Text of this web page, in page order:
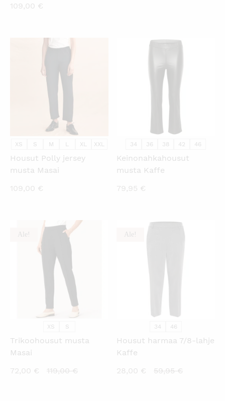
109,00 €
XS S M XL XXL
Housut Polly jersey
musta Masai
109,00 €
34 36 38 42 46
Keinonahkahousut
musta Kaffe
79,95 €
Ale! KATSO PIKANÄKYMÄ
XS S
Trikoohousut musta
Masai
72,00 €
Nykyinen
119,00€Alkuperäinen
Ale!
34 46
Housut harmaa 7/8-lahje
Kaffe
28,00 €
Nykyinen
59,95€